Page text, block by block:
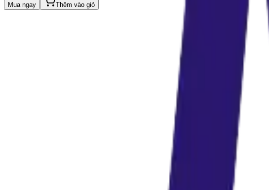
Mua ngay Thêm vào giỏ